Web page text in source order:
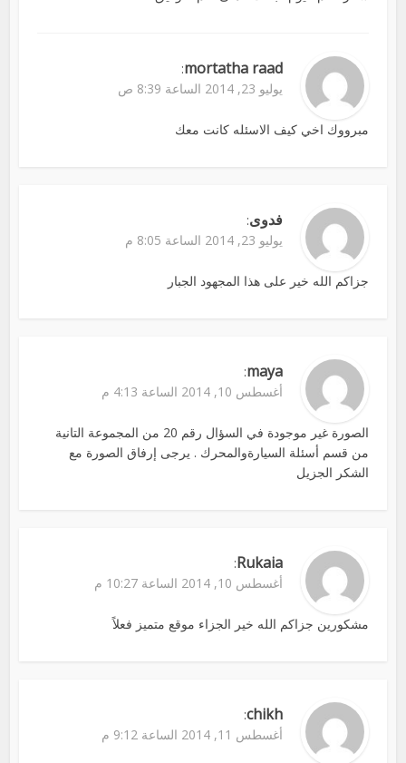
mortatha raad
:
يوليو 23, 2014 الساعة 8:39 ص
مبرووك اخي كيف الاسئله كانت معك
فدوى:
يوليو 23, 2014 الساعة 8:05 م
جزاكم الله خير على هذا المجهود الجبار
maya
:
أغسطس 10, 2014 الساعة 4:13 م
الصورة غير موجودة في السؤال رقم 20 من المجموعة التانية
من قسم أسئلة السيارةوالمحرك . يرجى إرفاق الصورة مع
الشكر الجزيل
Rukaia
:
أغسطس 10, 2014 الساعة 10:27 م
مشكورين جزاكم الله خير الجزاء موقع متميز فعلاً
chikh
:
أغسطس 11, 2014 الساعة 9:12 م